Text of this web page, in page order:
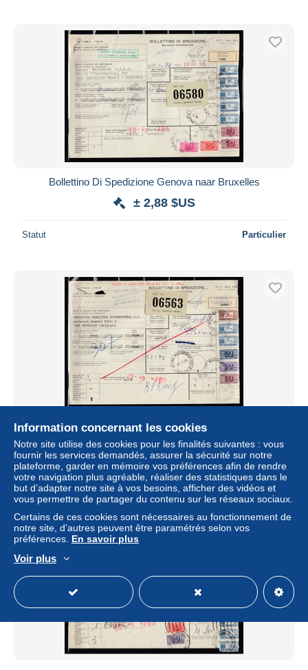
Bollettino Di Spedizione Genova naar Bruxelles
± 2,88 $US
Statut Particulier
Bollettino Di Spedizione Regina Margherita naar Bruxelles
± 2,88 $US
Statut Particulier
Information concernant les cookies
Notre site utilise des cookies pour les finalités suivantes : vous
fournir les services demandés, assurer la sécurité sur notre
plateforme, garder en mémoire vos préférences afin de rendre
votre navigation plus agréable, réaliser des statistiques dans le
but d’adapter notre site à vos besoins, afficher des vidéos et
vous permettre de partager du contenu sur les réseaux sociaux.
Certains de ces cookies sont nécessaires au fonctionnement de
notre site, d’autres peuvent être paramétrés selon vos
préférences. En savoir plus
Voir plus